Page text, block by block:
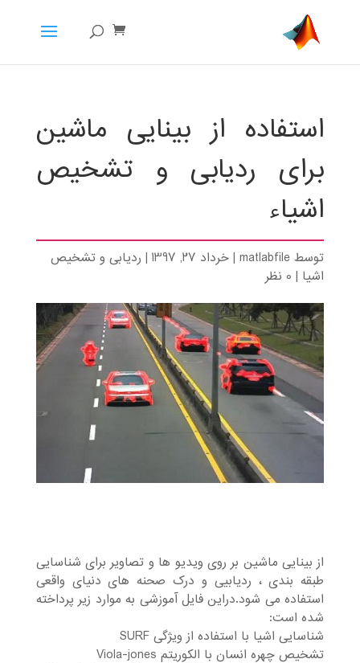
استفاده از بینایی ماشین
برای ردیابی و تشخیص
اشیاء
توسطmatlabfile
|خرداد 27, 1397 | ردیابی و تشخیص
اشیا | 0 نظر
از بینایی ماشین بر روی ویدیو ها و تصاویر برای شناسایی
طبقه بندی ، ردیابیی و درک صحنه های دنیای واقعی
استفاده می شود.دراین فایل آموزشی به موارد زیر پرداخته
شده است:
شناسایی اشیا با استفاده از ویژگی SURF
تشخیص چهره انسان با الکوریتم Viola-jones